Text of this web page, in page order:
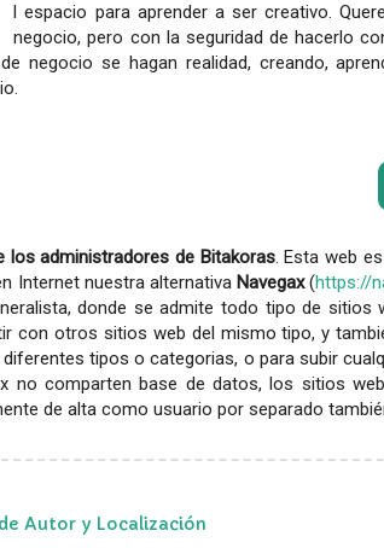
l espacio para aprender a ser creativo.
negocio, pero con la seguridad de hacerlo
negocio se hagan realidad, creando,
los administradores de Bitakoras. Esta web
Internet nuestra alternativa Navegax(https://
donde se admite todo tipo de sitios
con otros sitios web del mismo tipo, y
tipos o categorias, o para subir
no comparten base de datos, los sitios
de alta como usuario por separado
Autor y Localización